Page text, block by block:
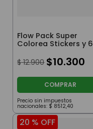
Flow Pack Super
Colorea Stickers y 6
$ 12.900 $10.300
COMPRAR
Precio sin impuestos
nacionales: $ 8512,40
20 % OFF